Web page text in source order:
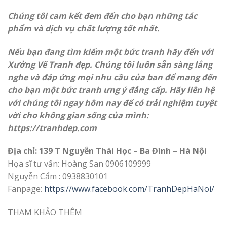
Chúng tôi cam kết đem đến cho bạn những tác
phẩm và dịch vụ chất lượng tốt nhất.
Nếu bạn đang tìm kiếm một bức tranh hãy đến với
Xưởng Vẽ Tranh đẹp. Chúng tôi luôn sẵn sàng lắng
nghe và đáp ứng mọi nhu cầu của ban để mang đến
cho bạn một bức tranh ưng ý đẳng cấp. Hãy liên hệ
với chúng tôi ngay hôm nay để có trải nghiệm tuyệt
vời cho không gian sống của mình:
https://tranhdep.com
Địa chỉ: 139 T Nguyễn Thái Học – Ba Đình – Hà Nội
Họa sĩ tư vấn: Hoàng San 0906109999
Nguyễn Cẩm : 0938830101
Fanpage: https://www.facebook.com/TranhDepHaNoi/
THAM KHẢO THÊM